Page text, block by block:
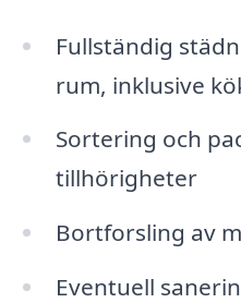
Fullständig
rum, inklusive
Sortering och
tillhörigheter
Bortforsling av
Eventuell